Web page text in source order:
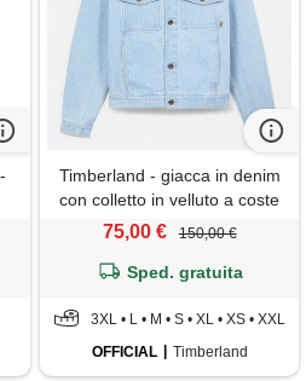
Timberland - giacca in denim
con colletto in velluto a coste
all gender in blu chiaro, blu,
75,00 € 150,00 €
Sped. gratuita
3XL • L • M • S • XL • XS • XXL
OFFICIAL
Timberland